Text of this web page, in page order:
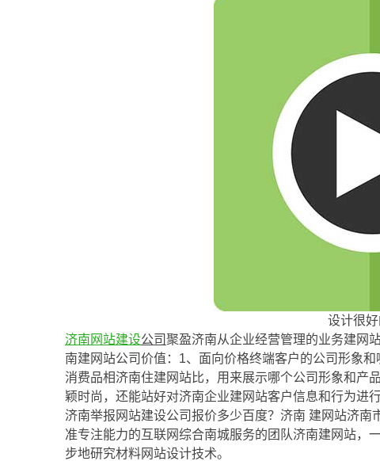
设计很
济南 网站建设公司聚盈济南从企业经营管理的业务建网
南建网站公司价值：1、面向价格终端客户的公司形象
消费品相济南住建网站比，用来展示哪个公司形象和产
颖时尚，还能站好对济南企业建网站客户信息和行为进
济南举报网站建设公司报价多少百度？济南 建网站济
准专注能力的互联网综合南城服务的团队济南建网站，
步地研究材料网站设计技术。